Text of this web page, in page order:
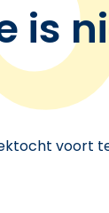
is
voort